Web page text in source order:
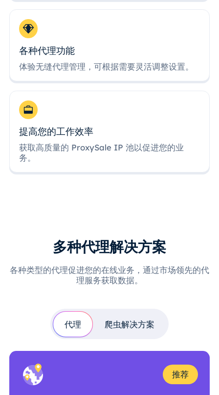
各种代理功能
体验无缝代理管理，可根据需要灵活调整设置。
提高您的工作效率
获取高质量的 ProxySale IP 池以促进您的业
务。
多种代理解决方案
各种类型的代理促进您的在线业务，通过市场领先的代
理服务获取数据。
代理 爬虫解决方案
推荐